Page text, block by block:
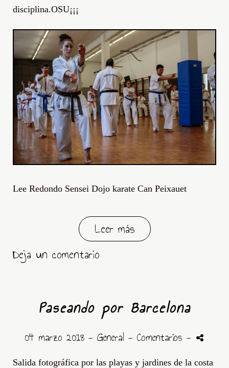
disciplina.OSU¡¡¡
Lee Redondo Sensei Dojo karate Can Peixauet
Leer más
Deja un comentario
Paseando por Barcelona
04 marzo 2018 - General - Comentarios -
Salida fotográfica por las playas y jardines de la costa